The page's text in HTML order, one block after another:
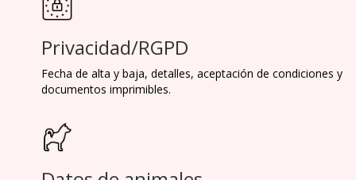
Privacidad/RGPD
Fecha de alta y baja, detalles, aceptación de condiciones y
documentos imprimibles.